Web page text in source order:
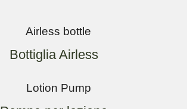
Bottiglia Airless